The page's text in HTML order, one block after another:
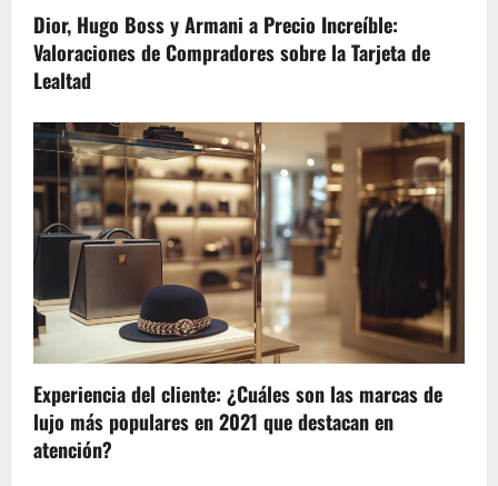
Dior, Hugo Boss y Armani a Precio Increíble:
Valoraciones de Compradores sobre la Tarjeta de
Lealtad
Experiencia del cliente: ¿Cuáles son las marcas de
lujo más populares en 2021 que destacan en
atención?